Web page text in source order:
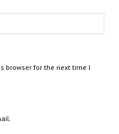
browser for the next time I